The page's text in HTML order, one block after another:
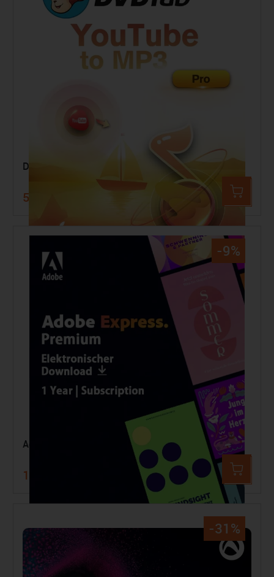
DVDFab YouTube to mp3 für Mac
59,99 €
-9%
Adobe CC Express Premium
107,99 €
-31%